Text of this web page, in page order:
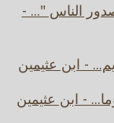
الناس "... -
- ابن عثيمين
- ابن عثيمين